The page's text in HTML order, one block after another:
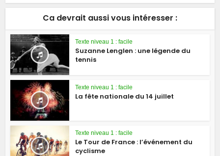
Ca devrait aussi vous intéresser :
Texte niveau 1 : facile
Suzanne Lenglen : une légende du
tennis
Texte niveau 1 : facile
La fête nationale du 14 juillet
Texte niveau 1 : facile
Le Tour de France : l’événement du
cyclisme